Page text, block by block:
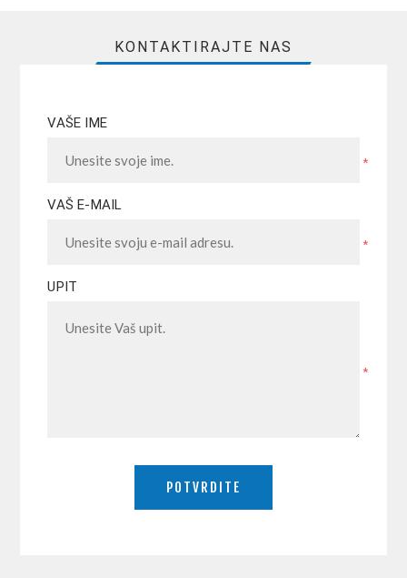
KONTAKTIRAJTE NAS
VAŠE IME
*
VAŠ E-MAIL
*
UPIT
*